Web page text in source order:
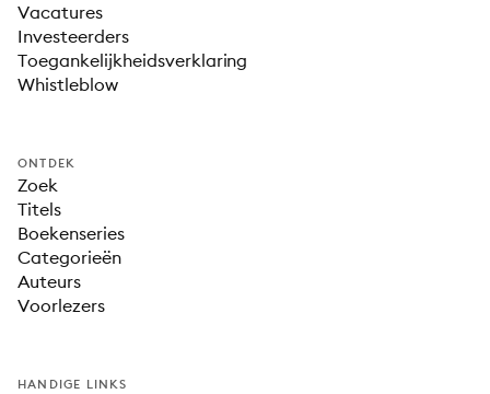
Vacatures
Investeerders
Toegankelijkheidsverklaring
Whistleblow
ONTDEK
Zoek
Titels
Boekenseries
Categorieën
Auteurs
Voorlezers
HANDIGE LINKS